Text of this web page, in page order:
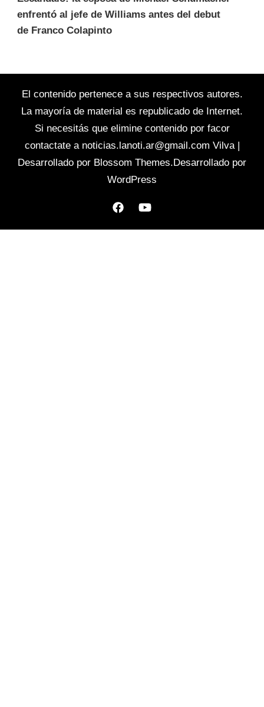
enfrentó al jefe de Williams antes del debut
de Franco Colapinto
El contenido pertenece a sus respectivos autores.
La mayoría de material es republicado de Internet.
Si necesitás que elimine contenido por facor
contactate a noticias.lanoti.ar@gmail.com Vilva |
Desarrollado por Blossom Themes.Desarrollado por
WordPress